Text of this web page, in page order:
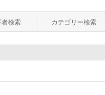
検索 カテゴリー検索